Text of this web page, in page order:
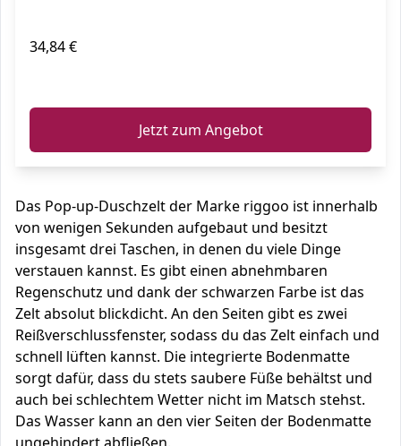
34,84 €
Jetzt zum Angebot
Das Pop-up-Duschzelt der Marke riggoo ist innerhalb
von wenigen Sekunden aufgebaut und besitzt
insgesamt drei Taschen, in denen du viele Dinge
verstauen kannst. Es gibt einen abnehmbaren
Regenschutz und dank der schwarzen Farbe ist das
Zelt absolut blickdicht. An den Seiten gibt es zwei
Reißverschlussfenster, sodass du das Zelt einfach und
schnell lüften kannst. Die integrierte Bodenmatte
sorgt dafür, dass du stets saubere Füße behältst und
auch bei schlechtem Wetter nicht im Matsch stehst.
Das Wasser kann an den vier Seiten der Bodenmatte